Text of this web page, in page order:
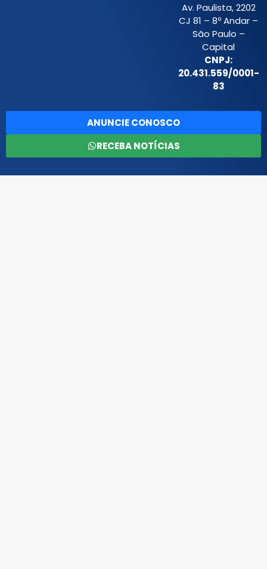
Av. Paulista, 2202
CJ 81 – 8º Andar –
São Paulo –
Capital
CNPJ:
20.431.559/0001-
83
ANUNCIE CONOSCO
RECEBA NOTÍCIAS